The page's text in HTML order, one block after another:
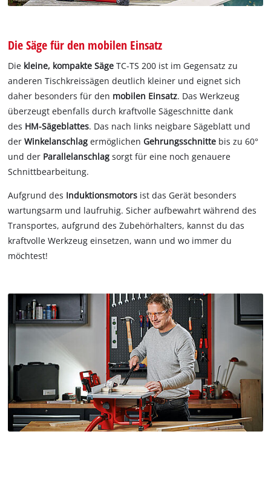
Die Säge für den mobilen Einsatz
Die kleine, kompakte Säge TC-TS 200 ist im Gegensatz zu
anderen Tischkreissägen deutlich kleiner und eignet sich
daher besonders für den mobilen Einsatz. Das Werkzeug
überzeugt ebenfalls durch kraftvolle Sägeschnitte dank
des HM-Sägeblattes. Das nach links neigbare Sägeblatt und
derWinkelanschlagermöglichenGehrungsschnitte bis zu 60°
und der Parallelanschlagsorgt für eine noch genauere
Schnittbearbeitung.
Aufgrund des Induktionsmotors ist das Gerät besonders
wartungsarm und laufruhig. Sicher aufbewahrt während des
Transportes, aufgrund des Zubehörhalters, kannst du das
kraftvolle Werkzeug einsetzen, wann und wo immer du
möchtest!